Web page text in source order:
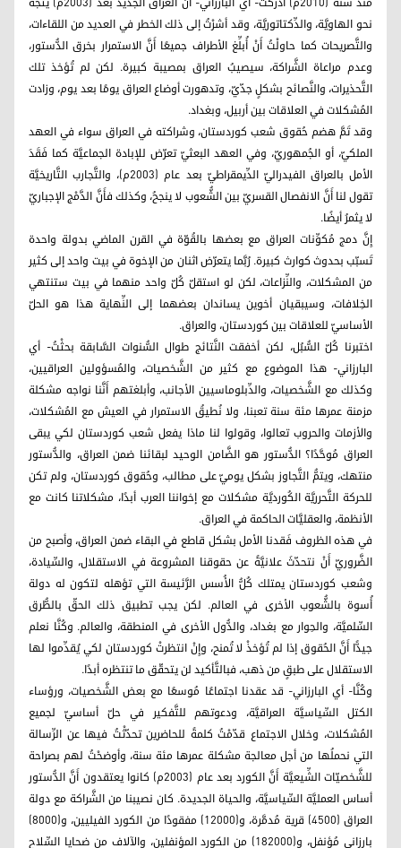
نحو الهاويَّة، والدِّكتاتوريَّة، وقد أشرْتُ إلى ذلك الخطر في العديد من اللقاءات،
والتَّصريحات كما حاولْتُ أَنْ أُبلِّغ الأطراف جميعًا أَنَّ الاستمرار بخرق الدُّستور،
وعدم مراعاة الشَّراكة، سيصيبُ العراق بمصيبة كبيرة. لكن لم تُؤخذ تلك
التَّحذيرات، والنَّصائح بشكلٍ جدّيّ، وتدهورت أوضاع العراق يومًا بعد يوم، وزادت
المُشكلات في العلاقات بين أربيل، وبغداد.
وقد تَمَّ هضم حُقوق شعب كوردستان، وشراكته في العراق سواء في العهد
الملكيّ، أو الجُمهوريّ، وفي العهد البعثيّ تعرّض للإبادة الجماعيَّة كما فَقَدَ
الأمل بالعراق الفيدراليّ الدِّيمقراطيّ بعد عام (2003م)، والتَّجارب التَّاريخيَّة
تقول لنا أَنَّ الانفصال القسريّ بين الشُّعوب لا ينجحُ، وكذلك فأَنَّ الدَّمْج الإجباريّ
لا يثمرُ أيضًا.
إِنَّ دمج مُكوِّنات العراق مع بعضها بالقُوّة في القرن الماضي بدولة واحدة
تَسبّب بحدوث كوارث كبيرة. رُبَّما يتعرّض اثنان من الإخوة في بيت واحد إلى كثير
من المشكلات، والنِّزاعات، لكن لو استقلّ كُلّ واحد منهما في بيت ستنتهي
الخِلافات، وسيبقيان أخوين يساندان بعضهما إلى النِّهاية هذا هو الحلّ
الأساسيّ للعلاقات بين كوردستان، والعراق.
اختبرنا كُلّ السُّبُل، لكن أخفقت النَّتائج طوال السُّنوات السَّابقة بحثْتُ- أي
البارزاني- هذا الموضوع مع كثير من الشَّخصيات، والمُسؤولين العراقيين،
وكذلك مع الشَّخصيات، والدِّبلوماسيين الأجانب، وأبلغتهم أَنَّنا نواجه مشكلة
مزمنة عمرها مئة سنة تعبنا، ولا نُطيقُ الاستمرار في العيش مع المُشكلات،
والأزمات والحروب تعالوا، وقولوا لنا ماذا يفعل شعب كوردستان لكي يبقى
العراق مُوحَّدًا؟ الدُّستور هو الضَّامن الوحيد لبقائنا ضمن العراق، والدُّستور
منتهك، ويتمُّ التَّجاوز بشكل يوميّ على مطالب، وحُقوق كوردستان، ولم تكن
للحركة التَّحرريَّة الكُورديَّة مشكلات مع إخواننا العرب أبدًا، مشكلاتنا كانت مع
الأنظمة، والعقليَّات الحاكمة في العراق.
في هذه الظروف فَقدنا الأمل بشكل قاطع في البقاء ضمن العراق، وأصبح من
الضَّروريّ أَنْ نتحدّثَ علانيَّةً عن حقوقنا المشروعة في الاستقلال، والسِّيادة،
وشعب كوردستان يمتلك كُلُّ الأُسس الرَّئيسة التي تؤهله لتكون له دولة
أُسوة بالشُّعوب الأخرى في العالم. لكن يجب تطبيق ذلك الحقّ بالطُّرق
السِّلميَّة، والحِوار مع بغداد، والدُّول الأخرى في المنطقة، والعالم. وكُنَّا نعلم
جيدًّا أَنَّ الحُقوق إذا لم تُؤخذْ لا تُمنح، وإِنْ انتظرتْ كوردستان لكي يُقدِّموا لها
الاستقلال على طبقٍ من ذهب، فبالتَّأكيد لن يتحقّق ما تنتظره أبدًا.
وكُنَّا- أي البارزاني- قد عقدنا اجتماعًا مُوسعًا مع بعض الشَّخصيات، ورؤساء
الكتل السِّياسيَّة العراقيَّة، ودعوتهم للتَّفكير في حلّ أساسيّ لجميع
المُشكلات، وخلال الاجتماع قدّمْتُ كلمةً للحاضرين تحدّثْتُ فيها عن الرِّسالة
التي نحملُها من أجل معالجة مشكلة عمرها مئة سنة، وأوضحْتُ لهم بصراحة
للشَّخصيّات الشِّيعيَّة أَنَّ الكورد بعد عام (2003م) كانوا يعتقدون أَنَّ الدُّستور
أساس العمليَّة السِّياسيَّة، والحياة الجديدة. كان نصيبنا من الشَّراكة مع دولة
العراق (4500) قرية مُدمَّرة، و(12000) مفقودًا من الكورد الفيليين، و(8000)
بارزاني مُؤنفل، و(182000) من الكورد المؤنفلين، والآلاف من ضحايا السِّلاح